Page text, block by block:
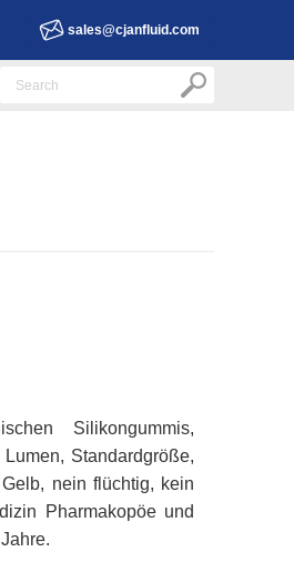
sales@cjanfluid.com
Silikongummis,
Standardgröße,
nein flüchtig, kein
Pharmakopöe und